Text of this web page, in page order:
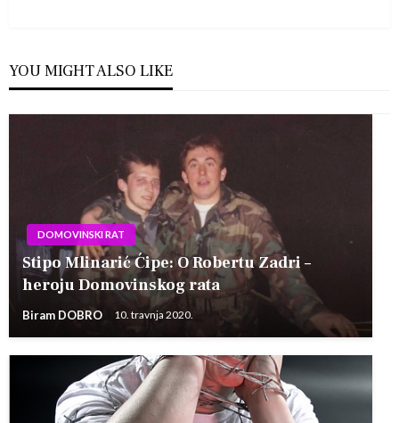
YOU MIGHT ALSO LIKE
DOMOVINSKI RAT
Stipo Mlinarić Ćipe: O Robertu Zadri –
heroju Domovinskog rata
Biram DOBRO 10. travnja 2020.